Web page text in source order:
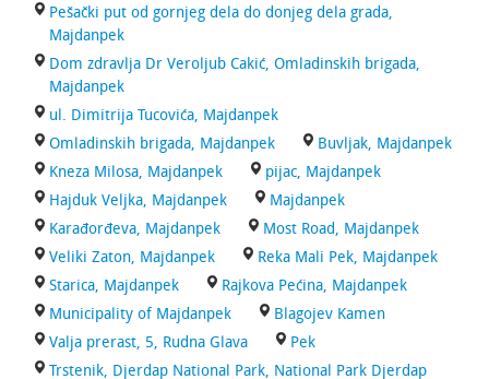
Pešački put od gornjeg dela do donjeg dela grada,
Majdanpek
Dom zdravlja Dr Veroljub Cakić, Omladinskih brigada,
Majdanpek
ul. Dimitrija Tucovića, Majdanpek
Omladinskih brigada, Majdanpek
Buvljak, Majdanpek
Kneza Milosa, Majdanpek
pijac, Majdanpek
Hajduk Veljka, Majdanpek
Majdanpek
Karađorđeva, Majdanpek
Most Road, Majdanpek
Veliki Zaton, Majdanpek
Reka Mali Pek, Majdanpek
Starica, Majdanpek
Rajkova Pećina, Majdanpek
Municipality of Majdanpek
Blagojev Kamen
Valja prerast, 5, Rudna Glava
Pek
Trstenik, Djerdap National Park, National Park Djerdap